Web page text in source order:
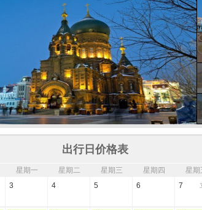
出行日价格表
星期一 星期二 星期三 星期四 星期
3 4 5 6 7